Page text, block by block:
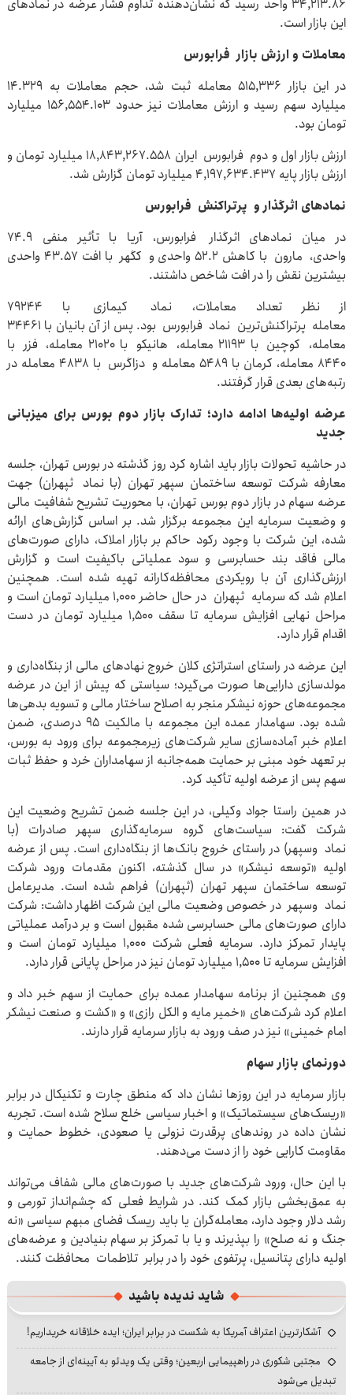
۳۴,۲۱۳.۸۶ واحد رسید که نشان‌دهنده تداوم فشار عرضه در نمادهای
این بازار است.
معاملات و ارزش بازار فرابورس
در این بازار ۵۱۵,۳۳۶ معامله ثبت شد، حجم معاملات به ۱۴.۳۲۹
میلیارد سهم رسید و ارزش معاملات نیز حدود ۱۵۶,۵۵۴.۱۰۳ میلیارد
تومان بود.
ارزش بازار اول و دوم فرابورس ایران ۱۸,۸۴۳,۲۶۷.۵۵۸ میلیارد تومان و
ارزش بازار پایه ۴,۱۹۷,۶۳۴.۴۳۷ میلیارد تومان گزارش شد.
نمادهای اثرگذار و پرتراکنش فرابورس
در میان نمادهای اثرگذار فرابورس، آریا با تأثیر منفی ۷۴.۹
واحدی، مارون با کاهش ۵۲.۲ واحدی و کگهر با افت ۴۳.۵۷ واحدی
بیشترین نقش را در افت شاخص داشتند.
از نظر تعداد معاملات، نماد کیمازی با ۷۹۲۴۴
معامله پرتراکنش‌ترین نماد فرابورس بود. پس از آن بانیان با ۳۴۴۶۱
معامله، کوچین با ۲۱۱۹۳ معامله، هانیکو با ۲۱۰۲۰ معامله، فزر با
۸۴۴۰ معامله، کرمان با ۵۴۸۹ معامله و دزاگرس با ۴۸۳۸ معامله در
رتبه‌های بعدی قرار گرفتند.
عرضه اولیه‌ها ادامه دارد؛ تدارک بازار دوم بورس برای میزبانی
جدید
در حاشیه تحولات بازار باید اشاره کرد روز گذشته در بورس تهران، جلسه
معارفه شرکت توسعه ساختمان سپهر تهران (با نماد ثپهران) جهت
عرضه سهام در بازار دوم بورس تهران، با محوریت تشریح شفافیت مالی
و وضعیت سرمایه این مجموعه برگزار شد. بر اساس گزارش‌های ارائه
شده، این شرکت با وجود رکود حاکم بر بازار املاک، دارای صورت‌های
مالی فاقد بند حسابرسی و سود عملیاتی باکیفیت است و گزارش
ارزش‌گذاری آن با رویکردی محافظه‌کارانه تهیه شده است. همچنین
اعلام شد که سرمایه ثپهران در حال حاضر ۱,۰۰۰ میلیارد تومان است و
مراحل نهایی افزایش سرمایه تا سقف ۱,۵۰۰ میلیارد تومان در دست
اقدام قرار دارد.
این عرضه در راستای استراتژی کلان خروج نهادهای مالی از بنگاه‌داری و
مولدسازی دارایی‌ها صورت می‌گیرد؛ سیاستی که پیش از این در عرضه
مجموعه‌های حوزه نیشکر منجر به اصلاح ساختار مالی و تسویه بدهی‌ها
شده بود. سهامدار عمده این مجموعه با مالکیت ۹۵ درصدی، ضمن
اعلام خبر آماده‌سازی سایر شرکت‌های زیرمجموعه برای ورود به بورس،
بر تعهد خود مبنی بر حمایت همه‌جانبه از سهامداران خرد و حفظ ثبات
سهم پس از عرضه اولیه تأکید کرد.
در همین راستا جواد وکیلی، در این جلسه ضمن تشریح وضعیت این
شرکت گفت: سیاست‌های گروه سرمایه‌گذاری سپهر صادرات (با
نماد وسپهر) در راستای خروج بانک‌ها از بنگاه‌داری است. پس از عرضه
اولیه «توسعه نیشکر» در سال گذشته، اکنون مقدمات ورود شرکت
توسعه ساختمان سپهر تهران (ثپهران) فراهم شده است. مدیرعامل
نماد وسپهر در خصوص وضعیت مالی این شرکت اظهار داشت: شرکت
دارای صورت‌های مالی حسابرسی شده مقبول است و بر درآمد عملیاتی
پایدار تمرکز دارد. سرمایه فعلی شرکت ۱,۰۰۰ میلیارد تومان است و
افزایش سرمایه تا ۱,۵۰۰ میلیارد تومان نیز در مراحل پایانی قرار دارد.
وی همچنین از برنامه سهامدار عمده برای حمایت از سهم خبر داد و
اعلام کرد شرکت‌های «خمیر مایه و الکل رازی» و «کشت و صنعت نیشکر
امام خمینی» نیز در صف ورود به بازار سرمایه قرار دارند.
دورنمای بازار سهام
بازار سرمایه در این روزها نشان داد که منطق چارت و تکنیکال در برابر
«ریسک‌های سیستماتیک» و اخبار سیاسی خلع سلاح شده است. تجربه
نشان داده در روندهای پرقدرت نزولی یا صعودی، خطوط حمایت و
مقاومت کارایی خود را از دست می‌دهند.
با این حال، ورود شرکت‌های جدید با صورت‌های مالی شفاف می‌تواند
به عمق‌بخشی بازار کمک کند. در شرایط فعلی که چشم‌انداز تورمی و
رشد دلار وجود دارد، معامله‌گران یا باید ریسک فضای مبهم سیاسی «نه
جنگ و نه صلح» را بپذیرند و یا با تمرکز بر سهام بنیادین و عرضه‌های
اولیه دارای پتانسیل، پرتفوی خود را در برابر تلاطمات محافظت کنند.
شاید ندیده باشید
آشکارترین اعتراف آمریکا به شکست در برابر ایران؛ ایده خلاقانه خریداریم!
مجتبی شکوری در راهپیمایی اربعین؛ وقتی یک ویدئو به آیینه‌ای از جامعه
تبدیل می‌شود